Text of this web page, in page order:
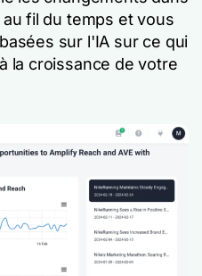
au fil du temps et vous
sur l'IA sur ce qui
la croissance de votre